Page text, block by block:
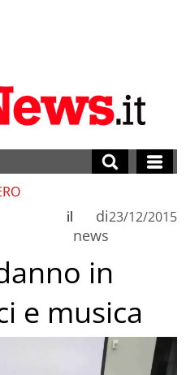
di
news
il 23/12/2015
in
e musica